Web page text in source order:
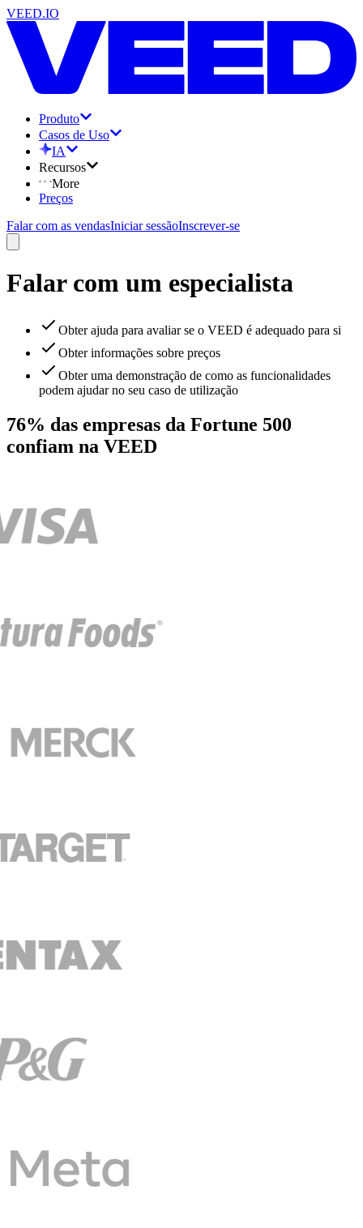
VEED.IO
Produto
Casos de Uso
IA
Recursos
More
Preços
Falar com as vendasIniciar sessãoInscrever-se
Falar com um especialista
Obter ajuda para avaliar se o VEED é adequado para si
Obter informações sobre preços
Obter uma demonstração de como as funcionalidades
podem ajudar no seu caso de utilização
76% das empresas da Fortune 500
confiam na VEED